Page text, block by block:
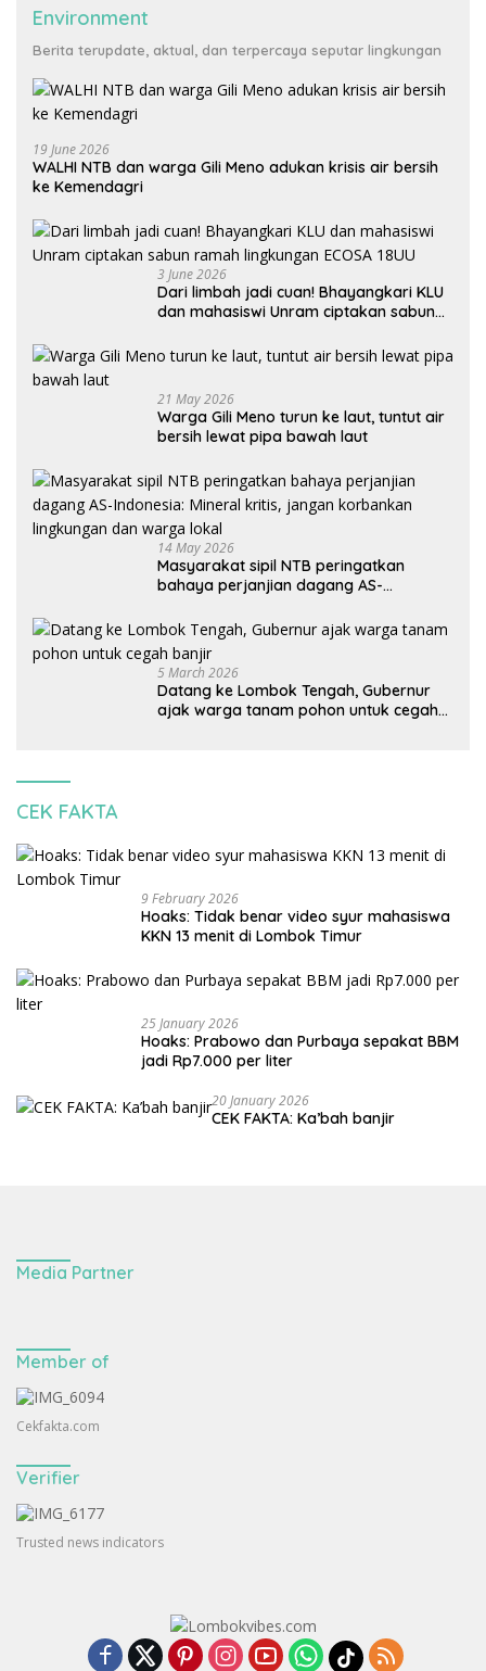
Environment
Berita terupdate, aktual, dan terpercaya seputar lingkungan
19 June 2026
WALHI NTB dan warga Gili Meno adukan krisis air bersih
ke Kemendagri
3 June 2026
Dari limbah jadi cuan! Bhayangkari KLU
dan mahasiswi Unram ciptakan sabun
21 May 2026
Warga Gili Meno turun ke laut, tuntut air
bersih lewat pipa bawah laut
14 May 2026
Masyarakat sipil NTB peringatkan
bahaya perjanjian dagang AS-
korbankan lingkungan dan warga lokal
5 March 2026
Datang ke Lombok Tengah, Gubernur
ajak warga tanam pohon untuk cegah
CEK FAKTA
9 February 2026
Hoaks: Tidak benar video syur mahasiswa
KKN 13 menit di Lombok Timur
25 January 2026
Hoaks: Prabowo dan Purbaya sepakat BBM
jadi Rp7.000 per liter
20 January 2026
CEK FAKTA: Ka’bah banjir
Media Partner
Member of
Cekfakta.com
Verifier
Trusted news indicators